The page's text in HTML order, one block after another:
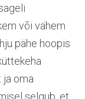
või vähem
pähe hoopis
oma
selgub, et